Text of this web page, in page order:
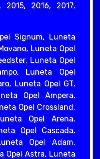
2015, 2016, 2017,
Signum, Luneta
Luneta Opel
Luneta Opel
Luneta Opel
Luneta Opel GT,
Opel Ampera,
Opel Crossland,
Opel Arena,
Opel Cascada,
Opel Adam,
Opel Astra, Luneta